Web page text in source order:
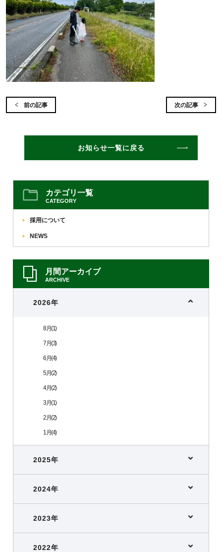
前の記事 次の記事
お知らせ一覧に戻る
カテゴリ一覧
CATEGORY
採用について
NEWS
月間アーカイブ
ARCHIVE
2026年
8月(1)
7月(3)
6月(4)
5月(2)
4月(2)
3月(1)
2月(2)
1月(4)
2025年
2024年
2023年
2022年